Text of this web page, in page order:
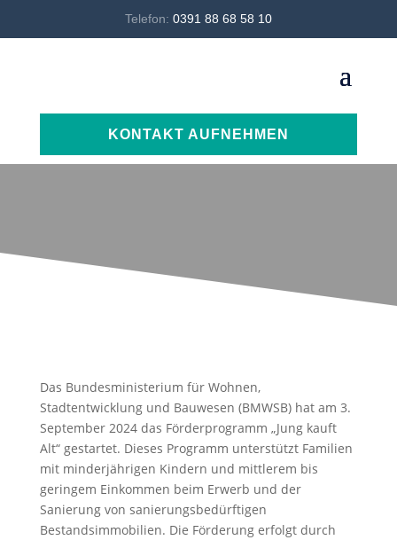
Telefon: 0391 88 68 58 10
KONTAKT AUFNEHMEN
Das Bundesministerium für Wohnen,
Stadtentwicklung und Bauwesen (BMWSB) hat am 3.
September 2024 das Förderprogramm „Jung kauft
Alt“ gestartet. Dieses Programm unterstützt Familien
mit minderjährigen Kindern und mittlerem bis
geringem Einkommen beim Erwerb und der
Sanierung von sanierungsbedürftigen
Bestandsimmobilien. Die Förderung erfolgt durch